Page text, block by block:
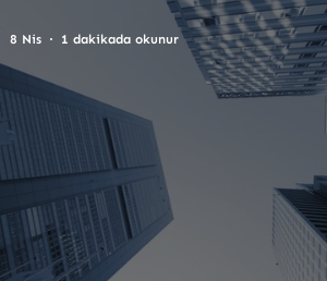
8 Nis 1 dakikada okunur